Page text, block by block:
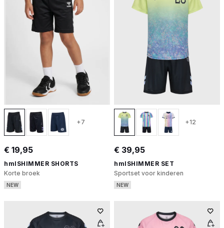
+7
€ 19,95
hmlSHIMMER SHORTS
Korte broek
NEW
+12
€ 39,95
hmlSHIMMER SET
Sportset voor kinderen
NEW